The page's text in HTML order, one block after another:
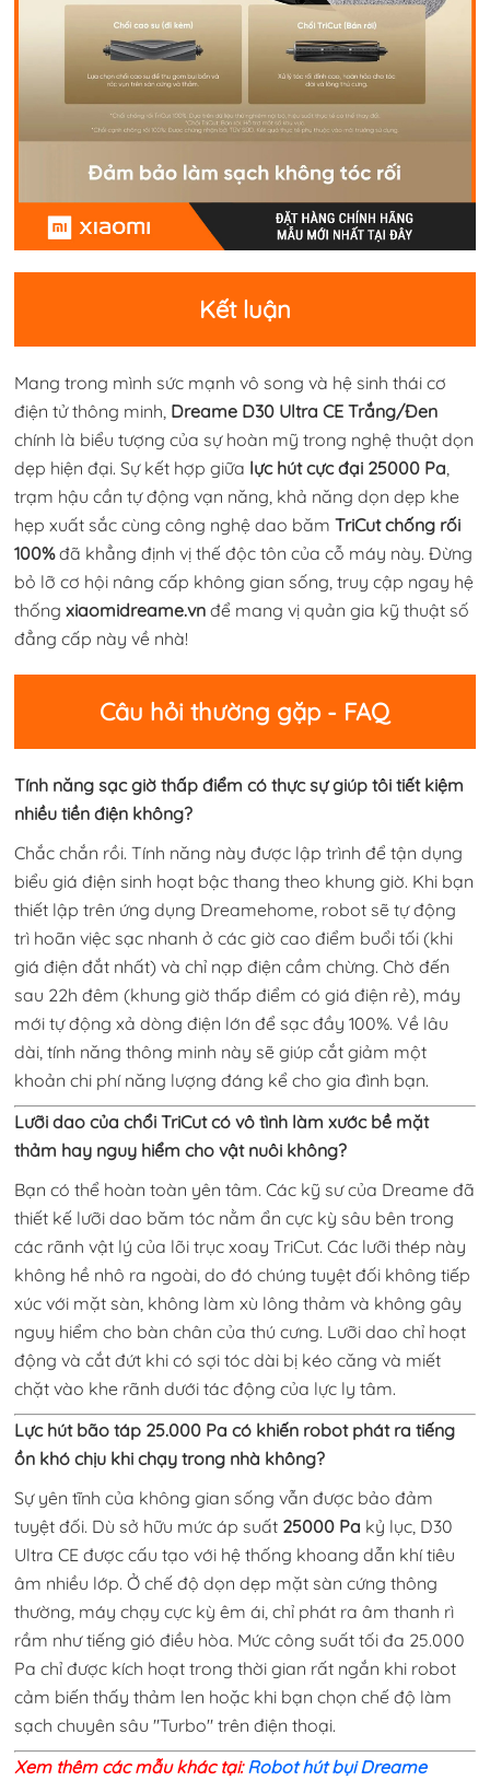
Kết luận
Mang trong mình sức mạnh vô song và hệ sinh thái cơ
điện tử thông minh, Dreame D30 Ultra CE Trắng/Đen
chính là biểu tượng của sự hoàn mỹ trong nghệ thuật dọn
dẹp hiện đại. Sự kết hợp giữa lực hút cực đại 25000 Pa,
trạm hậu cần tự động vạn năng, khả năng dọn dẹp khe
hẹp xuất sắc cùng công nghệ dao bămTriCut chống rối
100%đã khẳng định vị thế độc tôn của cỗ máy này. Đừng
bỏ lỡ cơ hội nâng cấp không gian sống, truy cập ngay hệ
thốngxiaomidreame.vn để mang vị quản gia kỹ thuật số
đẳng cấp này về nhà!
Câu hỏi thường gặp - FAQ
Tính năng sạc giờ thấp điểm có thực sự giúp tôi tiết kiệm
nhiều tiền điện không?
Chắc chắn rồi. Tính năng này được lập trình để tận dụng
biểu giá điện sinh hoạt bậc thang theo khung giờ. Khi bạn
thiết lập trên ứng dụng Dreamehome, robot sẽ tự động
trì hoãn việc sạc nhanh ở các giờ cao điểm buổi tối (khi
giá điện đắt nhất) và chỉ nạp điện cầm chừng. Chờ đến
sau 22h đêm (khung giờ thấp điểm có giá điện rẻ), máy
mới tự động xả dòng điện lớn để sạc đầy 100%. Về lâu
dài, tính năng thông minh này sẽ giúp cắt giảm một
khoản chi phí năng lượng đáng kể cho gia đình bạn.
Lưỡi dao của chổi TriCut có vô tình làm xước bề mặt
thảm hay nguy hiểm cho vật nuôi không?
Bạn có thể hoàn toàn yên tâm. Các kỹ sư của Dreame đã
thiết kế lưỡi dao băm tóc nằm ẩn cực kỳ sâu bên trong
các rãnh vật lý của lõi trục xoay TriCut. Các lưỡi thép này
không hề nhô ra ngoài, do đó chúng tuyệt đối không tiếp
xúc với mặt sàn, không làm xù lông thảm và không gây
nguy hiểm cho bàn chân của thú cưng. Lưỡi dao chỉ hoạt
động và cắt đứt khi có sợi tóc dài bị kéo căng và miết
chặt vào khe rãnh dưới tác động của lực ly tâm.
Lực hút bão táp 25.000 Pa có khiến robot phát ra tiếng
ồn khó chịu khi chạy trong nhà không?
Sự yên tĩnh của không gian sống vẫn được bảo đảm
tuyệt đối. Dù sở hữu mức áp suất 25000 Pa kỷ lục, D30
Ultra CE được cấu tạo với hệ thống khoang dẫn khí tiêu
âm nhiều lớp. Ở chế độ dọn dẹp mặt sàn cứng thông
thường, máy chạy cực kỳ êm ái, chỉ phát ra âm thanh rì
rầm như tiếng gió điều hòa. Mức công suất tối đa 25.000
Pa chỉ được kích hoạt trong thời gian rất ngắn khi robot
cảm biến thấy thảm len hoặc khi bạn chọn chế độ làm
sạch chuyên sâu "Turbo" trên điện thoại.
Xem thêm các mẫu khác tại:Robot hút bụi Dreame